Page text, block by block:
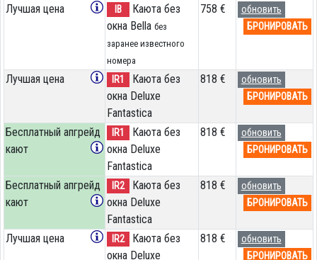
Лучшая цена IB
Каюта без
окна Bella без
заранее известного
номера
758 €
обновить
БРОНИРОВАТЬ
Лучшая цена IR1
Каюта без
окна Deluxe
Fantastica
818 €
обновить
БРОНИРОВАТЬ
Бесплатный апгрейд
кают
IR1
Каюта без
окна Deluxe
Fantastica
818 €
обновить
БРОНИРОВАТЬ
Бесплатный апгрейд
кают
IR2
Каюта без
окна Deluxe
Fantastica
818 €
обновить
БРОНИРОВАТЬ
Лучшая цена IR2
Каюта без
окна Deluxe
818 €
обновить
БРОНИРОВАТЬ